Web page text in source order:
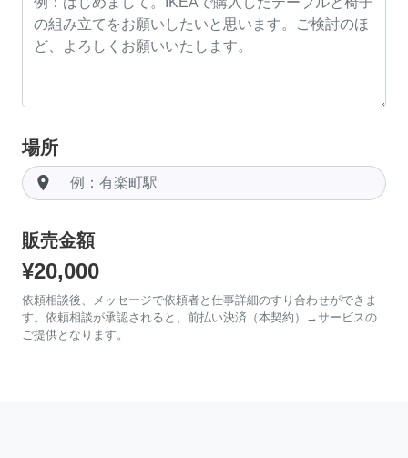
場所
room
販売金額
¥20,000
依頼相談後、メッセージで依頼者と仕事詳細のすり合わせができま
す。依頼相談が承認されると、前払い決済（本契約）→サービスの
ご提供となります。